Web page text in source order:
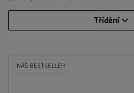
Třídění
NÁŠ BESTSELLER